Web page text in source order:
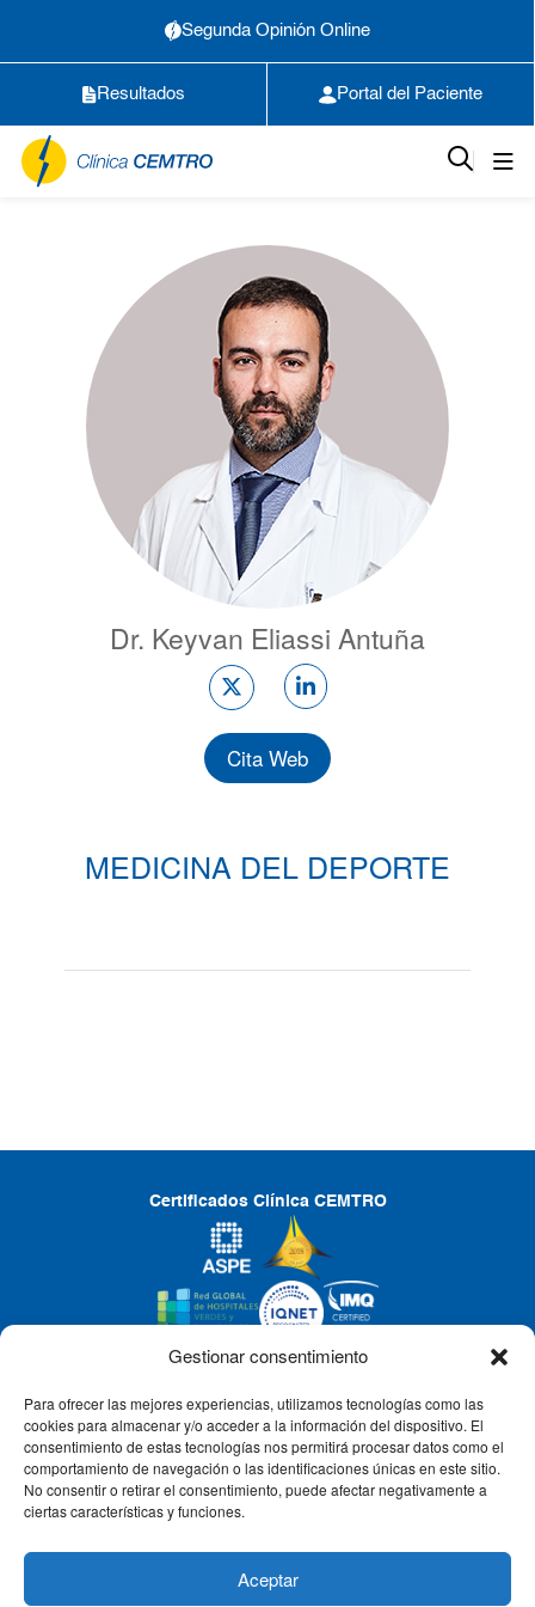
Gestionar consentimiento
Para ofrecer las mejores experiencias, utilizamos tecnologías como las
cookies para almacenar y/o acceder a la información del dispositivo. El
consentimiento de estas tecnologías nos permitirá procesar datos como el
comportamiento de navegación o las identificaciones únicas en este sitio.
No consentir o retirar el consentimiento, puede afectar negativamente a
ciertas características y funciones.
Aceptar
Segunda Opinión Online
Resultados Portal del Paciente
Dr. Keyvan Eliassi Antuña
Cita Web
MEDICINA DEL DEPORTE
Certificados Clínica CEMTRO
CLÍNICA CEMTRO
QUIÉNES SOMOS